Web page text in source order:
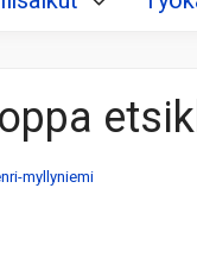
myllyniemi